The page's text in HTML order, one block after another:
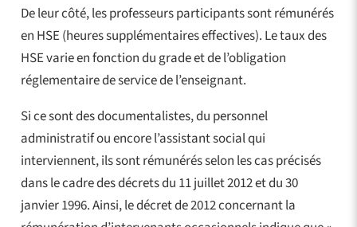
De leur côté, les professeurs participants sont rémunérés
en HSE (heures supplémentaires effectives). Le taux des
HSE varie en fonction du grade et de l’obligation
réglementaire de service de l’enseignant.
Si ce sont des documentalistes, du personnel
administratif ou encore l’assistant social qui
interviennent, ils sont rémunérés selon les cas précisés
dans le cadre des décrets du 11 juillet 2012 et du 30
janvier 1996. Ainsi, le décret de 2012 concernant la